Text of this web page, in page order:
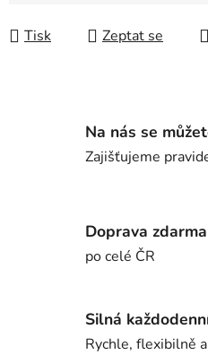
Tisk Zeptat se
Na nás se
Zajišťujeme
Doprava
po celé ČR
Silná
Rychle, flexibilně